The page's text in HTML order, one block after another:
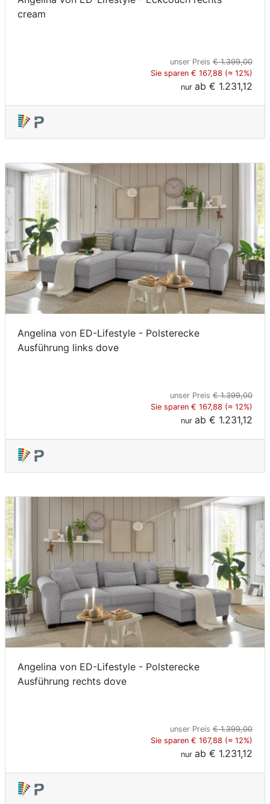
cream
unser Preis € 1.399,00
Sie sparen € 167,88 (≈ 12%)
nur ab € 1.231,12
Angelina von ED-Lifestyle - Polsterecke
Ausführung links dove
unser Preis € 1.399,00
Sie sparen € 167,88 (≈ 12%)
nur ab € 1.231,12
Angelina von ED-Lifestyle - Polsterecke
Ausführung rechts dove
unser Preis € 1.399,00
Sie sparen € 167,88 (≈ 12%)
nur ab € 1.231,12